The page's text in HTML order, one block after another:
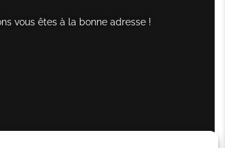
vous êtes à la bonne adresse !